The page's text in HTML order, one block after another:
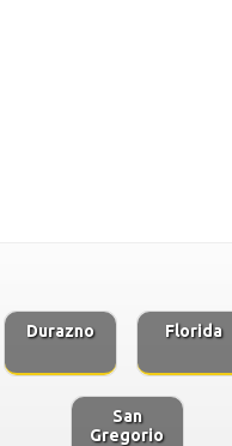
Durazno Florida
San
Gregorio